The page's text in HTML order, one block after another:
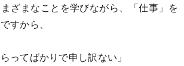
ざまなことを学びながら、「仕事」を
すから、
ってばかりで申し訳ない」